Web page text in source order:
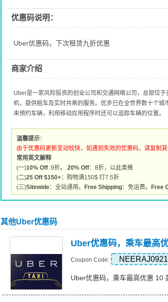
优惠码说明：
Uber优惠码，下次租赁九折优惠
商家介绍
Uber是一家风险投资的创业公司和交通网络公司，总部位
机，提供租车及实时共乘的服务。优步已在全世界数十个
来预约车辆，利用移动应用程序时还可以追踪车辆的位置。
温馨提示：
由于优惠码更新变动较快，如遇到失效的优惠码，请复制
常用英文解释
(一)10% Off :9折。 20% Off：8折，以此类推
(二)25 Off $150+：购物满150$ 打7.5折
(三)Sitewide：全站通用。 Free Shipping：免运费。 Free
其他Uber优惠码
Uber优惠码，乘车最高
Coupon Code:
Uber优惠码，乘车最高优惠 10